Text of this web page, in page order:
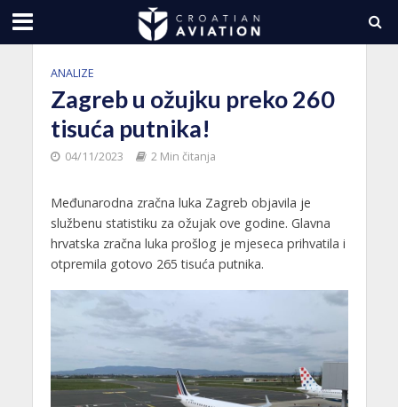
ANALIZE
Zagreb u ožujku preko 260
tisuća putnika!
04/11/2023 2 Min čitanja
Međunarodna zračna luka Zagreb objavila je
službenu statistiku za ožujak ove godine. Glavna
hrvatska zračna luka prošlog je mjeseca prihvatila i
otpremila gotovo 265 tisuća putnika.